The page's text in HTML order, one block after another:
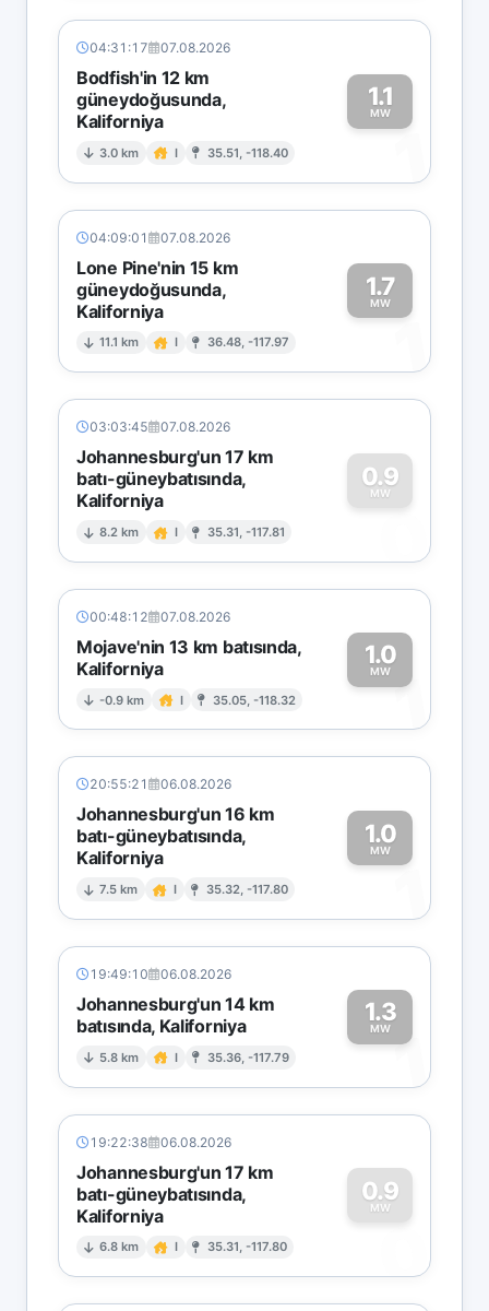
04:31:17 07.08.2026
Bodfish'in 12 km
güneydoğusunda,
Kaliforniya
3.0 km I 35.51, -118.40
1.1
MW
1
04:09:01 07.08.2026
Lone Pine'nin 15 km
güneydoğusunda,
Kaliforniya
11.1 km I 36.48, -117.97
1.7
MW
1
03:03:45 07.08.2026
Johannesburg'un 17 km
batı-güneybatısında,
Kaliforniya
8.2 km I 35.31, -117.81
0.9
MW
0
00:48:12 07.08.2026
Mojave'nin 13 km batısında,
Kaliforniya
-0.9 km I 35.05, -118.32
1.0
MW1
20:55:21 06.08.2026
Johannesburg'un 16 km
batı-güneybatısında,
Kaliforniya
7.5 km I 35.32, -117.80
1.0
MW
1
19:49:10 06.08.2026
Johannesburg'un 14 km
batısında, Kaliforniya
5.8 km I 35.36, -117.79
1.3
MW1
19:22:38 06.08.2026
Johannesburg'un 17 km
batı-güneybatısında,
Kaliforniya
6.8 km I 35.31, -117.80
0.9
MW
0